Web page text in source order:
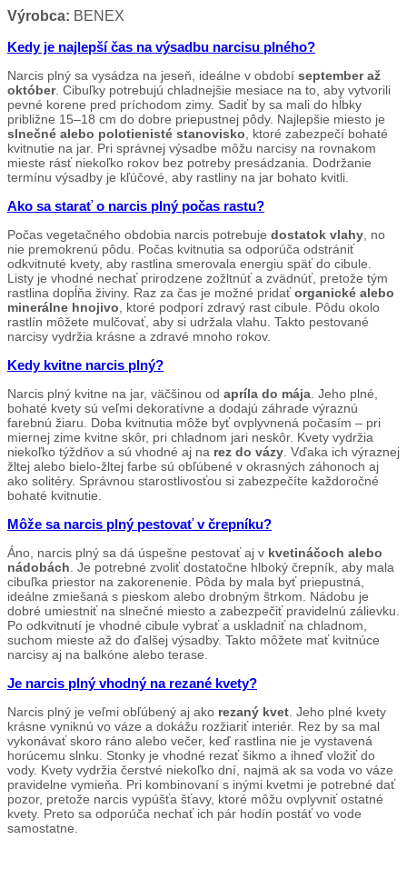
Výrobca: BENEX
Kedy je najlepší čas na výsadbu narcisu plného?
Narcis plný sa vysádza na jeseň, ideálne v období september až
október. Cibuľky potrebujú chladnejšie mesiace na to, aby vytvorili
pevné korene pred príchodom zimy. Sadiť by sa mali do hĺbky
približne 15–18 cm do dobre priepustnej pôdy. Najlepšie miesto je
slnečné alebo polotienisté stanovisko , ktoré zabezpečí bohaté
kvitnutie na jar. Pri správnej výsadbe môžu narcisy na rovnakom
mieste rásť niekoľko rokov bez potreby presádzania. Dodržanie
termínu výsadby je kľúčové, aby rastliny na jar bohato kvitli.
Ako sa starať o narcis plný počas rastu?
Počas vegetačného obdobia narcis potrebuje dostatok vlahy , no
nie premokrenú pôdu. Počas kvitnutia sa odporúča odstrániť
odkvitnuté kvety, aby rastlina smerovala energiu späť do cibule.
Listy je vhodné nechať prirodzene zožltnúť a zvädnúť, pretože tým
rastlina dopĺňa živiny. Raz za čas je možné pridaťorganické alebo
minerálne hnojivo , ktoré podporí zdravý rast cibule. Pôdu okolo
rastlín môžete mulčovať, aby si udržala vlahu. Takto pestované
narcisy vydržia krásne a zdravé mnoho rokov.
Kedy kvitne narcis plný?
Narcis plný kvitne na jar, väčšinou od apríla do mája . Jeho plné,
bohaté kvety sú veľmi dekoratívne a dodajú záhrade výraznú
farebnú žiaru. Doba kvitnutia môže byť ovplyvnená počasím – pri
miernej zime kvitne skôr, pri chladnom jari neskôr. Kvety vydržia
niekoľko týždňov a sú vhodné aj na rez do vázy . Vďaka ich výraznej
žltej alebo bielo-žltej farbe sú obľúbené v okrasných záhonoch aj
ako solitéry. Správnou starostlivosťou si zabezpečíte každoročné
bohaté kvitnutie.
Môže sa narcis plný pestovať v črepníku?
Áno, narcis plný sa dá úspešne pestovať aj v kvetináčoch alebo
nádobách . Je potrebné zvoliť dostatočne hlboký črepník, aby mala
cibuľka priestor na zakorenenie. Pôda by mala byť priepustná,
ideálne zmiešaná s pieskom alebo drobným štrkom. Nádobu je
dobré umiestniť na slnečné miesto a zabezpečiť pravidelnú zálievku.
Po odkvitnutí je vhodné cibule vybrať a uskladniť na chladnom,
suchom mieste až do ďalšej výsadby. Takto môžete mať kvitnúce
narcisy aj na balkóne alebo terase.
Je narcis plný vhodný na rezané kvety?
Narcis plný je veľmi obľúbený aj ako rezaný kvet . Jeho plné kvety
krásne vyniknú vo váze a dokážu rozžiariť interiér. Rez by sa mal
vykonávať skoro ráno alebo večer, keď rastlina nie je vystavená
horúcemu slnku. Stonky je vhodné rezať šikmo a ihneď vložiť do
vody. Kvety vydržia čerstvé niekoľko dní, najmä ak sa voda vo váze
pravidelne vymieňa. Pri kombinovaní s inými kvetmi je potrebné dať
pozor, pretože narcis vypúšťa šťavy, ktoré môžu ovplyvniť ostatné
kvety. Preto sa odporúča nechať ich pár hodín postáť vo vode
samostatne.